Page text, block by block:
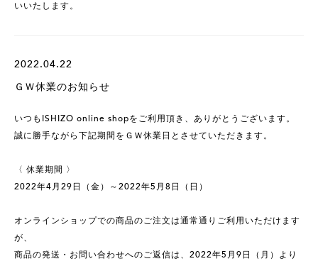
いいたします。
2022.04.22
ＧＷ休業のお知らせ
いつもISHIZO online shopをご利用頂き、ありがとうございます。
誠に勝手ながら下記期間をＧＷ休業日とさせていただきます。
〈 休業期間 〉
2022年4月29日（金）～2022年5月8日（日）
オンラインショップでの商品のご注文は通常通りご利用いただけます
が、
商品の発送・お問い合わせへのご返信は、2022年5月9日（月）より